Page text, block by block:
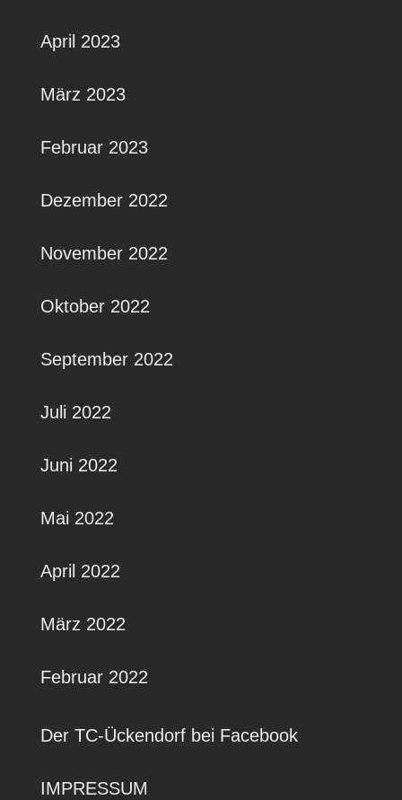
April 2023
März 2023
Februar 2023
Dezember 2022
November 2022
Oktober 2022
September 2022
Juli 2022
Juni 2022
Mai 2022
April 2022
März 2022
Februar 2022
Der TC-Ückendorf bei Facebook
IMPRESSUM